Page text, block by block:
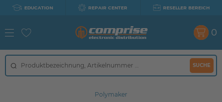
EDUCATION REPAIR CENTER RESELLER BEREICH
SUCHE
0
Polymaker